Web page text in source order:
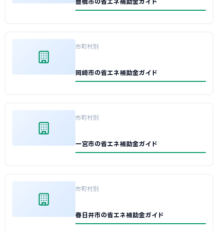
豊橋市の省エネ補助金ガイド
市町村別
岡崎市の省エネ補助金ガイド
市町村別
一宮市の省エネ補助金ガイド
市町村別
春日井市の省エネ補助金ガイド